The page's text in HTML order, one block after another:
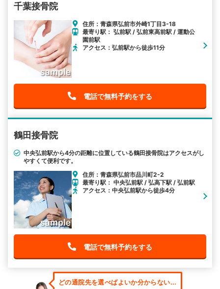
千葉接骨院
住所：青森県弘前市外崎1丁目3-18
最寄り駅： 弘前駅 / 弘前東高前駅 / 運動公
園前駅
アクセス：弘前駅から徒歩11分
電話で無料予約をする
鶴田接骨院
中央弘前駅から4分の距離に位置している鶴田接骨院はアクセスがし
やすくて便利です。
住所：青森県弘前市品川町2-2
最寄り駅： 中央弘前駅 / 弘高下駅 / 弘前駅
アクセス：中央弘前駅から徒歩4分
電話で無料予約をする
どの通院先を選べばよいか分からない...